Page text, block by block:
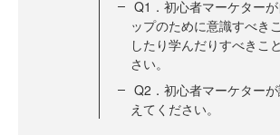
Q1．初心者マーケター
ップのために意識すべき
したり学んだりすべきこ
さい。
Q2．初心者マーケター
えてください。